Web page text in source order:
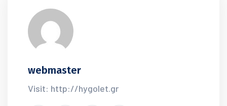
webmaster
Visit: http://hygolet.gr